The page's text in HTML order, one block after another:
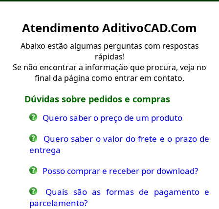
Atendimento AditivoCAD.Com
Abaixo estão algumas perguntas com respostas
rápidas!
Se não encontrar a informação que procura, veja no
final da página como entrar em contato.
Dúvidas sobre pedidos e compras
Quero saber o preço de um produto
Quero saber o valor do frete e o prazo de
entrega
Posso comprar e receber por download?
Quais são as formas de pagamento e
parcelamento?